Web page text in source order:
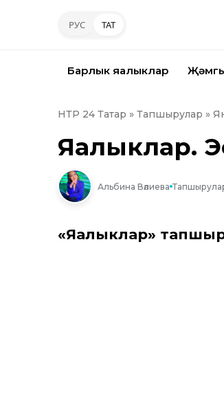
РУС ТАТ
Барлык яңалыклар
НТР 24 Татар » Тапшырулар »
Яңалыклар.
Альбина Вәлиева
«Яңалыклар»